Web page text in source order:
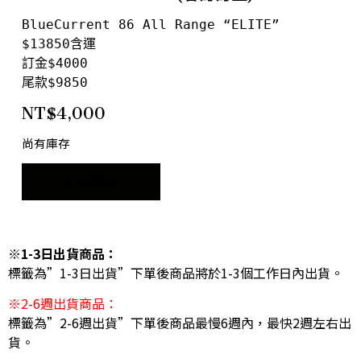
BlueCurrent 86 All Range “ELITE”
$13850含運
訂金$4000
尾款$9850
NT$4,000
尚有庫存
※1-3日出貨商品：
標籤為”1-3日出貨”下單後商品將於1-3個工作日內出貨。
※2-6週出貨商品：
標籤為”2-6週出貨”下單後商品最慢6週內，最快2週左右出
貨。